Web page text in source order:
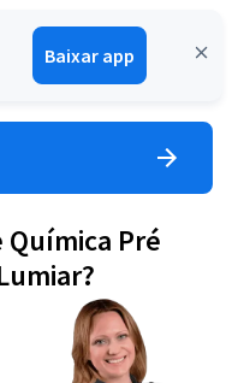
Baixar app
Entrar
Química Pré